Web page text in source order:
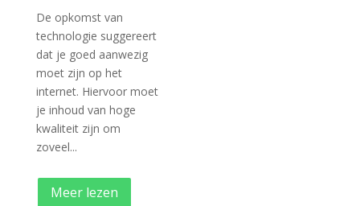
De opkomst van
technologie suggereert
dat je goed aanwezig
moet zijn op het
internet. Hiervoor moet
je inhoud van hoge
kwaliteit zijn om
zoveel...
Meer lezen